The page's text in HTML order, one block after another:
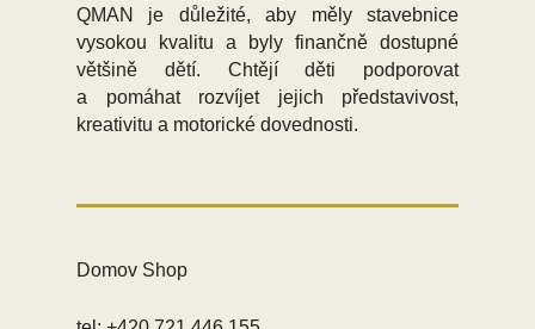
QMAN je důležité, aby měly stavebnice
vysokou kvalitu a byly finančně dostupné
většině dětí. Chtějí děti podporovat
a pomáhat rozvíjet jejich představivost,
kreativitu a motorické dovednosti.
Domov Shop